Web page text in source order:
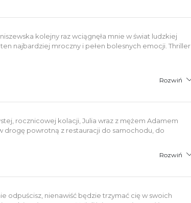
kolejny raz wciągnęła mnie w świat ludzkiej
ten najbardziej mroczny i pełen bolesnych emocji. Thriller
Rozwiń
rocznicowej kolacji, Julia wraz z mężem Adamem
drogę powrotną z restauracji do samochodu, do
Rozwiń
odpuścisz, nienawiść będzie trzymać cię w swoich